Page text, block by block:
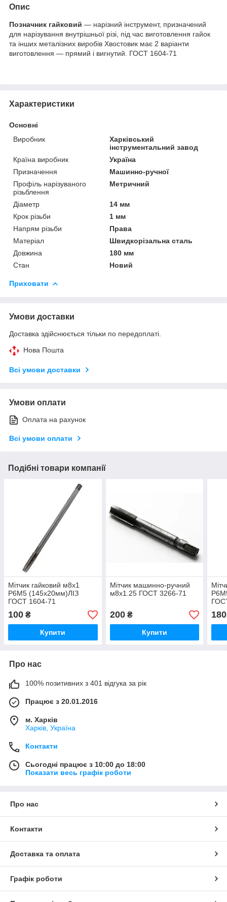
Опис
Позначник гайковий — нарізний інструмент, призначений
для нарізування внутрішньої різі, під час виготовлення гайок
та інших металізних виробів Хвостовик має 2 варіанти
виготовлення — прямий і вигнутий. ГОСТ 1604-71
Характеристики
Основні
Виробник
Харківський
інструментальний завод
Країна виробник
Україна
Призначення
Машинно-ручної
Профіль нарізуваного
різьблення
Метричний
Діаметр
14 мм
Крок різьби
1 мм
Напрям різьби
Права
Матеріал
Швидкорізальна сталь
Довжина
180 мм
Стан
Новий
Приховати
Умови доставки
Доставка здійснюється тільки по передоплаті.
Нова Пошта
Всі умови доставки
Умови оплати
Оплата на рахунок
Всі умови оплати
Подібні товари компанії
Мітчик гайковий м8х1
Р6М5 (145х20мм)ЛІЗ
ГОСТ 1604-71
100 ₴
Купити
Мітчик машинно-ручний
м8х1.25 ГОСТ 3266-71
200₴
Купити
180
Про нас
100% позитивних з 401 відгука за рік
Працює з 20.01.2016
м. Харків
Харків, Україна
Контакти
Сьогодні працює з 10:00 до 18:00
Показати весь графік роботи
Про нас
Контакти
Доставка та оплата
Графік роботи